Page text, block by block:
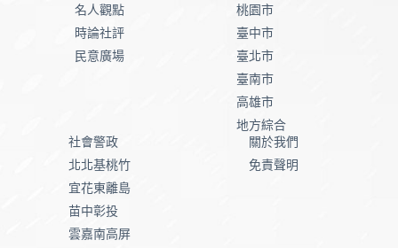
名人觀點
時論社評
民意廣場
桃園市
臺中市
臺北市
臺南市
高雄市
地方綜合
社會警政
北北基桃竹
宜花東離島
苗中彰投
雲嘉南高屏
關於我們
免責聲明